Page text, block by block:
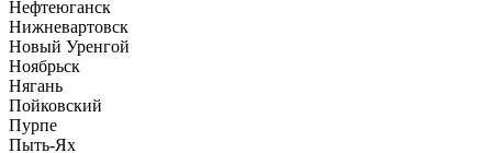
Нефтеюганск
Нижневартовск
Новый Уренгой
Ноябрьск
Нягань
Пойковский
Пурпе
Пыть-Ях